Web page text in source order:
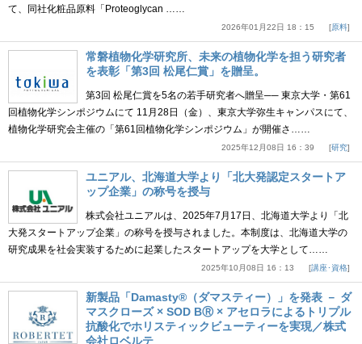
て、同社化粧品原料「Proteoglycan ……
2026年01月22日 18：15 原料
常磐植物化学研究所、未来の植物化学を担う研究者
を表彰「第3回 松尾仁賞」を贈呈。
第3回 松尾仁賞を5名の若手研究者へ贈呈── 東京大学・第61
回植物化学シンポジウムにて 11月28日（金）、東京大学弥生キャンパスにて、
植物化学研究会主催の「第61回植物化学シンポジウム」が開催さ……
2025年12月08日 16：39 研究
ユニアル、北海道大学より「北大発認定スタートア
ップ企業」の称号を授与
株式会社ユニアルは、2025年7月17日、北海道大学より「北
大発スタートアップ企業」の称号を授与されました。本制度は、北海道大学の
研究成果を社会実装するために起業したスタートアップを大学として……
2025年10月08日 16：13 講座･資格
新製品「Damasty®（ダマスティー）」を発表 － ダ
マスクローズ × SOD BⓇ × アセロラによるトリプル
抗酸化でホリスティックビューティーを実現／株式
会社ロベルテ